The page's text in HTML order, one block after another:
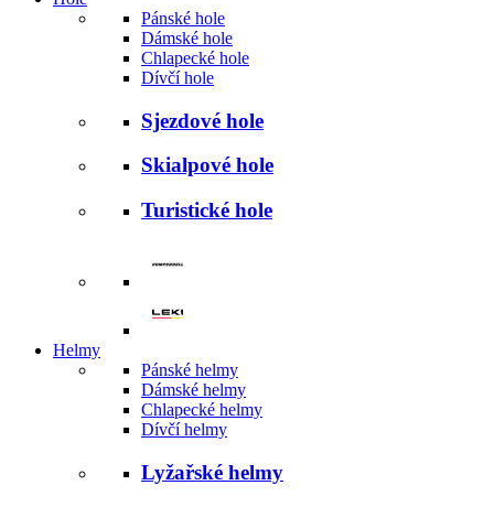
Pánské hole
Dámské hole
Chlapecké hole
Dívčí hole
Sjezdové hole
Skialpové hole
Turistické hole
Helmy
Pánské helmy
Dámské helmy
Chlapecké helmy
Dívčí helmy
Lyžařské helmy